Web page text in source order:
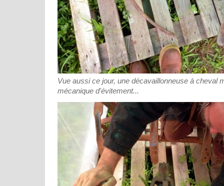
Vue aussi ce jour, une décavaillonneuse à cheval
mécanique d'évitement...